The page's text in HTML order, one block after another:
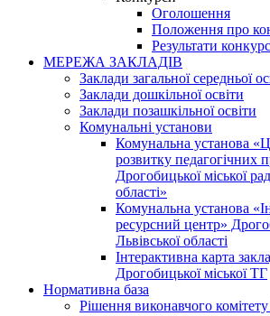
Оголошення
Положення про
Результати
МЕРЕЖА ЗАКЛАДІВ
Заклади загальної середньої
Заклади дошкільної освіти
Заклади позашкільної освіти
Комунальні установи
Комунальна установа
розвитку педагогічних
Дрогобицької міської
області»
Комунальна установа
ресурсний центр»
Львівської області
Інтерактивна карта
Дрогобицької міської ТГ
Нормативна база
Рішення виконавчого